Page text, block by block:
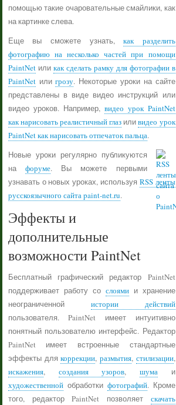
помощью такие очаровательные смайлики, как
на картинке слева.
Еще вы сможете узнать,как разделить
фотографию на несколько частей при помощи
PaintNetили как сделать рамку для фотографии в
PaintNetилигрозу. Некоторые уроки на сайте
представлены в виде видео инструкций или
видео уроков. Например, видео урок PaintNet
как нарисовать реалистичный глаз иливидео урок
PaintNet как нарисовать отпечаток пальца.
Новые уроки регулярно публикуются
нафоруме. Вы можете первыми
узнавать о новых уроках, используя RSS ленты
русскоязычного сайта paint-net.ru.
Эффекты и
дополнительные
возможности PaintNet
Бесплатный графический редактор PaintNet
поддерживает работу со слоямии хранение
неограниченной истории действий
пользователя. PaintNet имеет интуитивно
понятный пользователю интерфейс. Редактор
PaintNet имеет встроенные стандартные
эффекты длякоррекции, размытия, стилизации,
искажения, создания узоров, шумаи
художественнойобработки фотографий. Кроме
того, редактор PaintNet позволяет скачать